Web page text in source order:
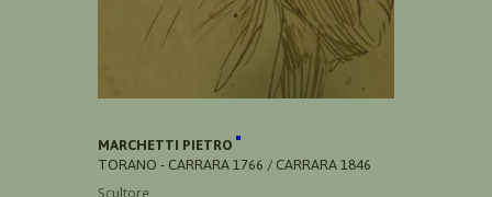
MARCHETTI PIETRO
TORANO - CARRARA 1766 / CARRARA 1846
Scultore